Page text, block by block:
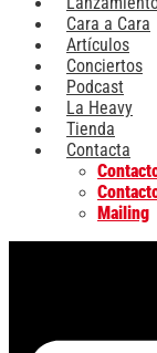
Cara a Cara
Artículos
Conciertos
Podcast
La Heavy
Tienda
Contacta
Mailing